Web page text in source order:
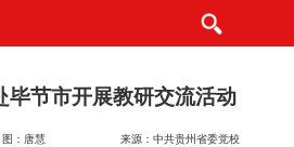
毕节市开展教研交流活动
图：唐慧 来源：中共贵州省委党校